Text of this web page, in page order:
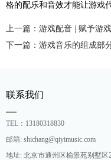
格的配乐和音效才能让游戏
上一篇：游戏配音 | 赋予游
下一篇：游戏音乐的组成部
联系我们
TEL：13180318830
邮箱: shichang@qiyimusic.com
地址: 北京市通州区榆景苑别墅区